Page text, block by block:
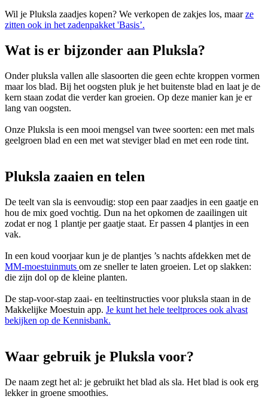
Wil je Pluksla zaadjes kopen? We verkopen de zakjes los, maarze
zitten ook in het zadenpakket 'Basis’.
Wat is er bijzonder aan Pluksla?
Onder pluksla vallen alle slasoorten die geen echte kroppen vormen
maar los blad. Bij het oogsten pluk je het buitenste blad en laat je de
kern staan zodat die verder kan groeien. Op deze manier kan je er
lang van oogsten.
Onze Pluksla is een mooi mengsel van twee soorten: een met mals
geelgroen blad en een met wat steviger blad en met een rode tint.
Pluksla zaaien en telen
De teelt van sla is eenvoudig: stop een paar zaadjes in een gaatje en
hou de mix goed vochtig. Dun na het opkomen de zaailingen uit
zodat er nog 1 plantje per gaatje staat. Er passen 4 plantjes in een
vak.
In een koud voorjaar kun je de plantjes ’s nachts afdekken met de
MM-moestuinmuts om ze sneller te laten groeien. Let op slakken:
die zijn dol op de kleine planten.
De stap-voor-stap zaai- en teeltinstructies voor pluksla staan in de
Makkelijke Moestuin app. Je kunt het hele teeltproces ook alvast
bekijken op de Kennisbank.
Waar gebruik je Pluksla voor?
De naam zegt het al: je gebruikt het blad als sla. Het blad is ook erg
lekker in groene smoothies.